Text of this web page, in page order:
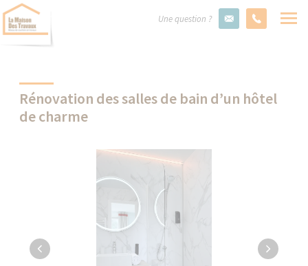
Une question ?
Rénovation des salles de bain d’un hôtel
de charme